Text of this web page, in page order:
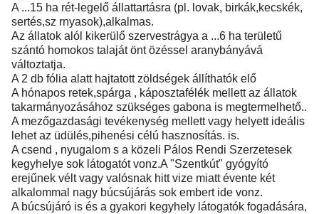
A ...15 ha rét-legelő állattartásra (pl. lovak, birkák,kecskék,
sertés,sz rnyasok),alkalmas.
Az állatok alól kikerülő szervestrágya a ...6 ha területű
szántó homokos talaját önt özéssel aranybányává
változtatja.
A 2 db fólia alatt hajtatott zöldségek állíthatók elő
A hónapos retek,spárga , káposztafélék mellett az állatok
takarmányozásához szükséges gabona is megtermelhető..
A mezőgazdasági tevékenység mellett vagy helyett ideális
lehet az üdülés,pihenési célú hasznosítás. is.
A csend , nyugalom s a közeli Pálos Rendi Szerzetesek
kegyhelye sok látogatót vonz.A "Szentkút" gyógyító
erejűnek vélt vagy valósnak hitt vize miatt évente két
alkalommal nagy búcsújárás sok embert ide vonz.
A búcsújáró is és a gyakori kegyhely látogatók fogadására,